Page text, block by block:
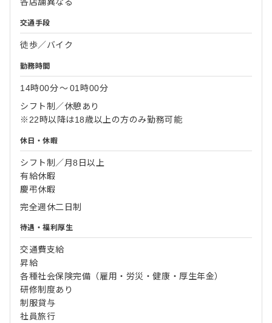
交通手段
徒歩／バイク
勤務時間
14時00分〜01時00分
シフト制／休憩あり
※22時以降は18歳以上の方のみ勤務可能
休日・休暇
シフト制／月8日以上
有給休暇
慶弔休暇
完全週休二日制
待遇・福利厚生
交通費支給
昇給
各種社会保険完備（雇用・労災・健康・厚生年金）
研修制度あり
制服貸与
社員旅行